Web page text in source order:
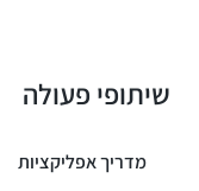
שיתופי פעולה
מדריך אפליקציות